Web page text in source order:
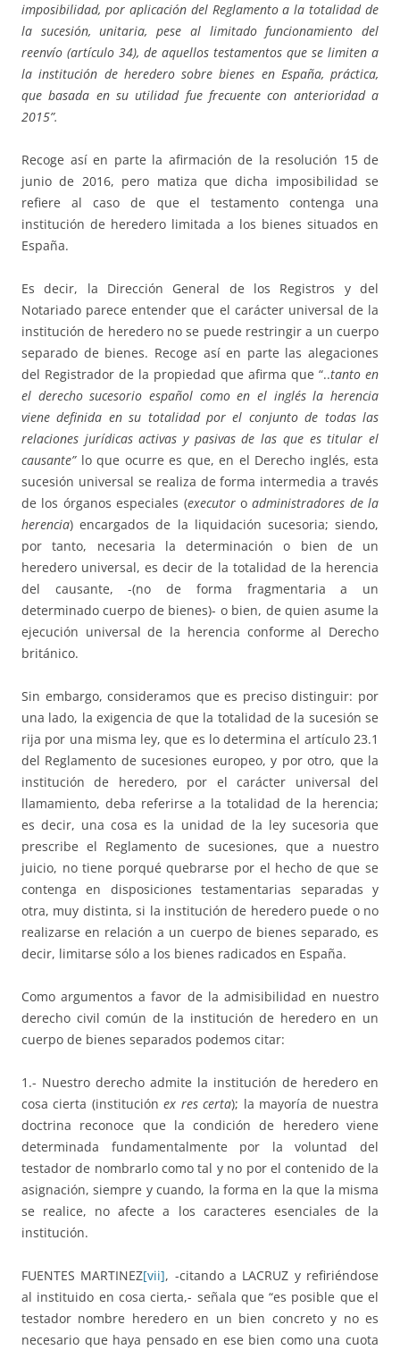
imposibilidad, por aplicación del Reglamento a la totalidad de
la sucesión, unitaria, pese al limitado funcionamiento del
reenvío (artículo 34), de aquellos testamentos que se limiten a
la institución de heredero sobre bienes en España, práctica,
que basada en su utilidad fue frecuente con anterioridad a
2015”.
Recoge así en parte la afirmación de la resolución 15 de
junio de 2016, pero matiza que dicha imposibilidad se
refiere al caso de que el testamento contenga una
institución de heredero limitada a los bienes situados en
España.
Es decir, la Dirección General de los Registros y del
Notariado parece entender que el carácter universal de la
institución de heredero no se puede restringir a un cuerpo
separado de bienes. Recoge así en parte las alegaciones
del Registrador de la propiedad que afirma que “..tanto en
el derecho sucesorio español como en el inglés la herencia
viene definida en su totalidad por el conjunto de todas las
relaciones jurídicas activas y pasivas de las que es titular el
causante” lo que ocurre es que, en el Derecho inglés, esta
sucesión universal se realiza de forma intermedia a través
de los órganos especiales (executoroadministradores de la
herencia) encargados de la liquidación sucesoria; siendo,
por tanto, necesaria la determinación o bien de un
heredero universal, es decir de la totalidad de la herencia
del causante, -(no de forma fragmentaria a un
determinado cuerpo de bienes)- o bien, de quien asume la
ejecución universal de la herencia conforme al Derecho
británico.
Sin embargo, consideramos que es preciso distinguir: por
una lado, la exigencia de que la totalidad de la sucesión se
rija por una misma ley, que es lo determina el artículo 23.1
del Reglamento de sucesiones europeo, y por otro, que la
institución de heredero, por el carácter universal del
llamamiento, deba referirse a la totalidad de la herencia;
es decir, una cosa es la unidad de la ley sucesoria que
prescribe el Reglamento de sucesiones, que a nuestro
juicio, no tiene porqué quebrarse por el hecho de que se
contenga en disposiciones testamentarias separadas y
otra, muy distinta, si la institución de heredero puede o no
realizarse en relación a un cuerpo de bienes separado, es
decir, limitarse sólo a los bienes radicados en España.
Como argumentos a favor de la admisibilidad en nuestro
derecho civil común de la institución de heredero en un
cuerpo de bienes separados podemos citar:
1.- Nuestro derecho admite la institución de heredero en
cosa cierta (instituciónex res certa); la mayoría de nuestra
doctrina reconoce que la condición de heredero viene
determinada fundamentalmente por la voluntad del
testador de nombrarlo como tal y no por el contenido de la
asignación, siempre y cuando, la forma en la que la misma
se realice, no afecte a los caracteres esenciales de la
institución.
FUENTES MARTINEZ[vii], -citando a LACRUZ y refiriéndose
al instituido en cosa cierta,- señala que “es posible que el
testador nombre heredero en un bien concreto y no es
necesario que haya pensado en ese bien como una cuota